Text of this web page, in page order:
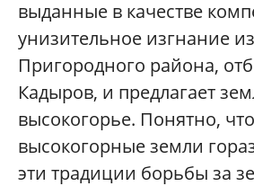
выданные в качестве
унизительное изгнание из
Пригородного района,
Кадыров, и предлагает
высокогорье. Понятно,
высокогорные земли
эти традиции борьбы за